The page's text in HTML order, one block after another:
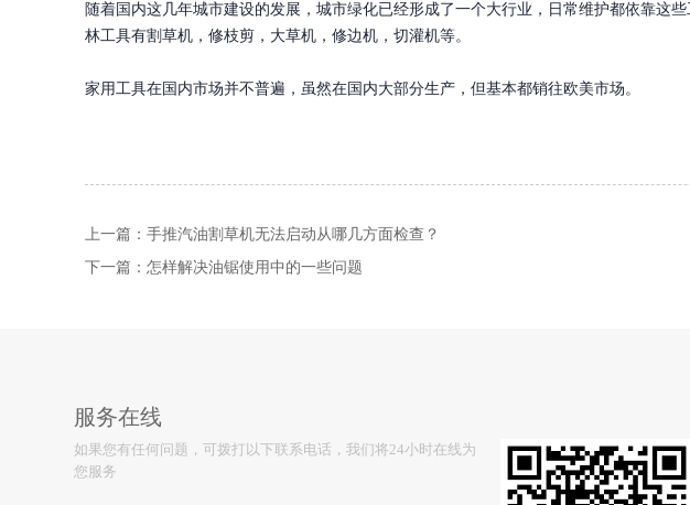
随着国内这几年城市建设的发展，城市绿化已经形成了一个大行业，日常维护都依靠这
林工具有割草机，修枝剪，大草机，修边机，切灌机等。
家用工具在国内市场并不普遍，虽然在国内大部分生产，但基本都销往欧美市场。
上一篇：手推汽油割草机无法启动从哪几方面检查？
下一篇：怎样解决油锯使用中的一些问题
服务在线
如果您有任何问题，可拨打以下联系电话，我们将24小时在线为
您服务